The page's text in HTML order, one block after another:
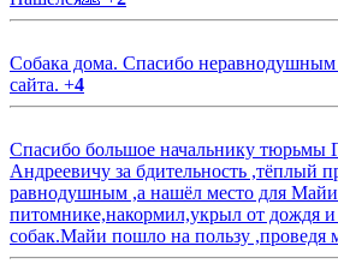
Собака дома. Спасибо
сайта. +4
Спасибо большое начальнику тюрьмы
Андреевичу за бдительность ,тёплый
равнодушным ,а нашёл место для
питомнике,накормил,укрыл от дождя и
собак.Майи пошло на пользу ,проведя